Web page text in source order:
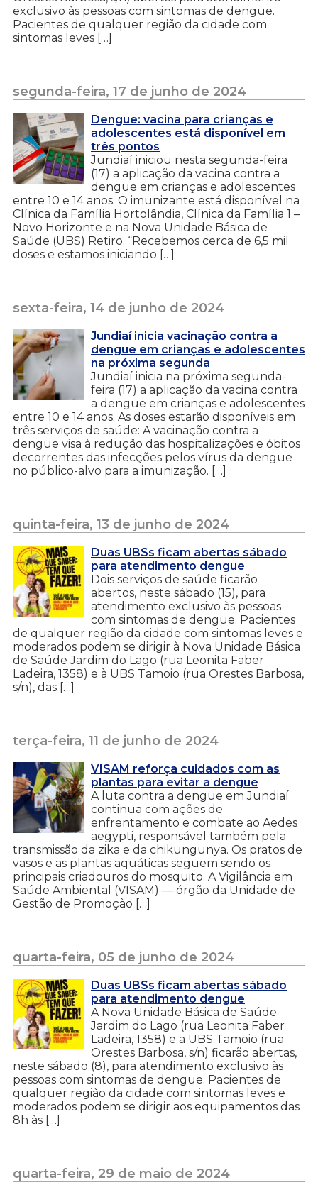
exclusivo às pessoas com sintomas de dengue.
Pacientes de qualquer região da cidade com
sintomas leves […]
segunda-feira, 17 de junho de 2024
Dengue: vacina para crianças e
adolescentes está disponível em
três pontos
Jundiaí iniciou nesta segunda-feira
(17) a aplicação da vacina contra a
dengue em crianças e adolescentes
entre 10 e 14 anos. O imunizante está disponível na
Clínica da Família Hortolândia, Clínica da Família 1 –
Novo Horizonte e na Nova Unidade Básica de
Saúde (UBS) Retiro. “Recebemos cerca de 6,5 mil
doses e estamos iniciando […]
sexta-feira, 14 de junho de 2024
Jundiaí inicia vacinação contra a
dengue em crianças e adolescentes
na próxima segunda
Jundiaí inicia na próxima segunda-
feira (17) a aplicação da vacina contra
a dengue em crianças e adolescentes
entre 10 e 14 anos. As doses estarão disponíveis em
três serviços de saúde: A vacinação contra a
dengue visa à redução das hospitalizações e óbitos
decorrentes das infecções pelos vírus da dengue
no público-alvo para a imunização. […]
quinta-feira, 13 de junho de 2024
Duas UBSs ficam abertas sábado
para atendimento dengue
Dois serviços de saúde ficarão
abertos, neste sábado (15), para
atendimento exclusivo às pessoas
com sintomas de dengue. Pacientes
de qualquer região da cidade com sintomas leves e
moderados podem se dirigir à Nova Unidade Básica
de Saúde Jardim do Lago (rua Leonita Faber
Ladeira, 1358) e à UBS Tamoio (rua Orestes Barbosa,
s/n), das […]
terça-feira, 11 de junho de 2024
VISAM reforça cuidados com as
plantas para evitar a dengue
A luta contra a dengue em Jundiaí
continua com ações de
enfrentamento e combate ao Aedes
aegypti, responsável também pela
transmissão da zika e da chikungunya. Os pratos de
vasos e as plantas aquáticas seguem sendo os
principais criadouros do mosquito. A Vigilância em
Saúde Ambiental (VISAM) — órgão da Unidade de
Gestão de Promoção […]
quarta-feira, 05 de junho de 2024
Duas UBSs ficam abertas sábado
para atendimento dengue
A Nova Unidade Básica de Saúde
Jardim do Lago (rua Leonita Faber
Ladeira, 1358) e a UBS Tamoio (rua
Orestes Barbosa, s/n) ficarão abertas,
neste sábado (8), para atendimento exclusivo às
pessoas com sintomas de dengue. Pacientes de
qualquer região da cidade com sintomas leves e
moderados podem se dirigir aos equipamentos das
8h às […]
quarta-feira, 29 de maio de 2024